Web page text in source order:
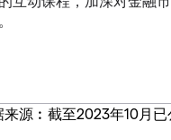
源︰截至2023年10月已